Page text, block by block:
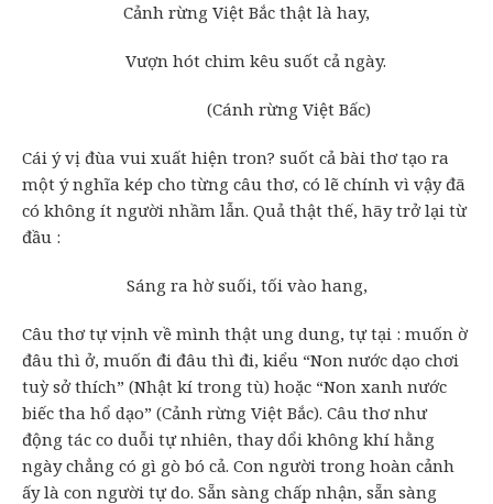
Cảnh rừng Việt Bắc thật là hay,
Vượn hót chim kêu suốt cả ngày.
(Cánh rừng Việt Bấc)
Cái ý vị đùa vui xuất hiện tron? suốt cả bài thơ tạo ra
một ý nghĩa kép cho từng câu thơ, có lẽ chính vì vậy đã
có không ít người nhầm lẫn. Quả thật thế, hãy trở lại từ
đầu :
Sáng ra hờ suối, tối vào hang,
Câu thơ tự vịnh về mình thật ung dung, tự tại : muốn ờ
đâu thì ở, muốn đi đâu thì đi, kiểu “Non nước dạo chơi
tuỳ sở thích” (Nhật kí trong tù) hoặc “Non xanh nước
biếc tha hổ dạo” (Cảnh rừng Việt Bắc). Câu thơ như
động tác co duỗi tự nhiên, thay dổi không khí hằng
ngày chẳng có gì gò bó cả. Con người trong hoàn cảnh
ấy là con người tự do. Sẵn sàng chấp nhận, sẵn sàng